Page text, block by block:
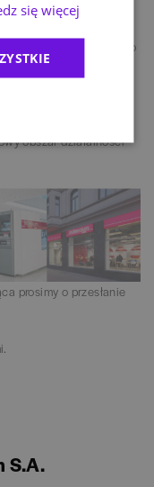
obszar działalności
z Klientami, dbamy o
i usług.
karierę w
wkład w promowanie
obszar działalności
prosimy o przesłanie
S.A.
się więcej